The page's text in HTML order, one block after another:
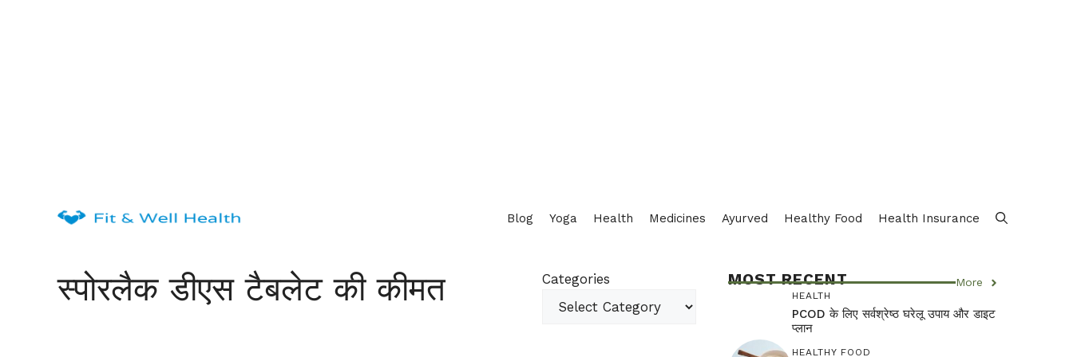
Blog Yoga Health Medicines Ayurved Healthy Food Health Insurance
स्पोरलैक डीएस टैबलेट की कीमत Categories MOST RECENT More
HEALTH
PCOD के लिए सर्वश्रेष्ठ घरेलू उपाय और डाइट
प्लान
HEALTHY FOOD